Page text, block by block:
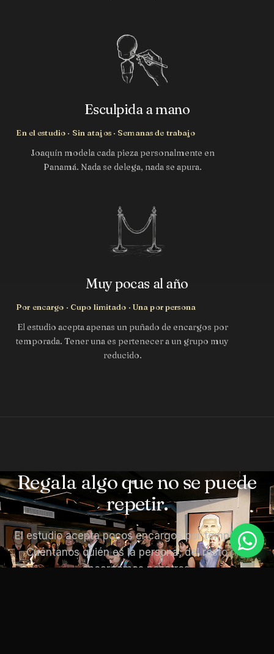
Esculpida a mano
En el estudio · Sin atajos · Semanas de trabajo
Joaquín modela cada pieza personalmente en
Panamá. Nada se delega, nada se apura.
Muy pocas al año
Por encargo · Cupo limitado · Una por persona
El estudio acepta apenas un puñado de encargos por
temporada. Tener una es pertenecer a un grupo muy
reducido.
Regala algo que no se puede
repetir.
El estudio acepta pocos encargos por temporada.
Cuéntanos quién es la persona; del resto nos
encargamos nosotros.